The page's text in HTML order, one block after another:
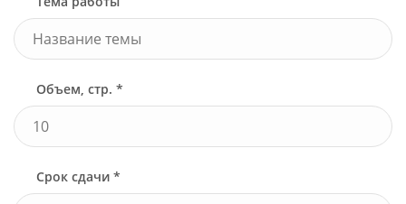
Объем, стр. *
Срок сдачи *